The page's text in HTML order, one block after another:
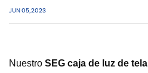
JUN 05, 2023
Nuestro SEG caja de luz de tela